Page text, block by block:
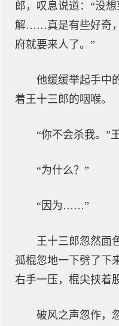
郎，叹息说道：“没
解……真是有些好奇
府就要来人了。”
他缓缓举起手中
着王十三郎的咽喉。
“你不会杀我。”
“为什么？”
“因为……”
王十三郎忽然面
孤棍忽地一下劈了下
右手一压，棍尖挟着
破风之声忽作，